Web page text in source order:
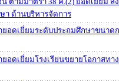
า ด้านบริหารจัดการ
อดเยี่ยมระดับประถมศึกษาขนาด
อดเยี่ยมโรงเรียนขยายโอกาสทา